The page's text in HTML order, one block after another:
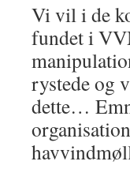
Vi vil i de
fundet i
rystede og
dette…